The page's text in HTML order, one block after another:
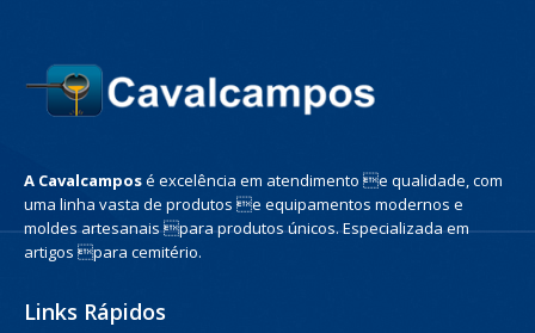
A Cavalcamposé excelência em atendimento e qualidade, com
uma linha vasta de produtos e equipamentos modernos e
moldes artesanais para produtos únicos. Especializada em
artigos para cemitério.
Links Rápidos